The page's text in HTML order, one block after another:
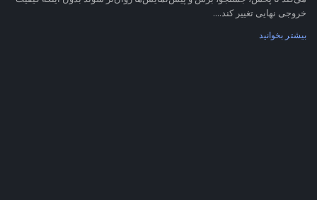
خروجی نهایی تغییر کند....
بیشتر بخوانید